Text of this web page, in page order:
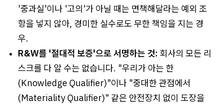
'중과실'이나 '고의'가 아닐 때는 면책해달라는 예외 조
항을 넣지 않아, 경미한 실수로도 무한 책임을 지는 경
우.
R&W를 '절대적 보증'으로 서명하는 것: 회사의 모든 리
스크를 다 알 수는 없습니다. "우리가 아는 한
(Knowledge Qualifier)"이나 "중대한 관점에서
(Materiality Qualifier)" 같은 안전장치 없이 도장을